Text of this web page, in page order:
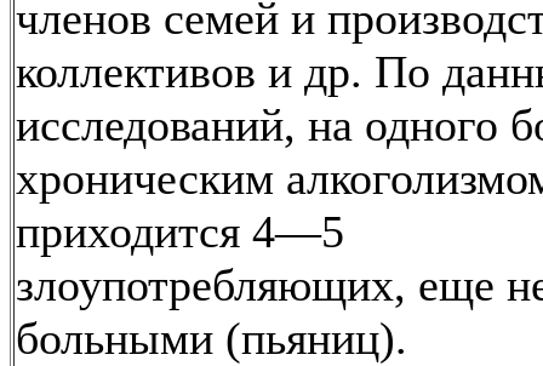
членов семей и
коллективов и др. По
исследований, на одного
хроническим
приходится 4—5
злоупотребляющих, еще
больными (пьяниц).